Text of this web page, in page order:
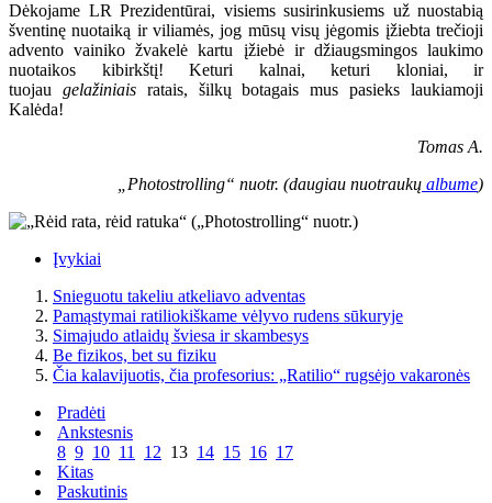
Dėkojame LR Prezidentūrai, visiems susirinkusiems už nuostabią
šventinę nuotaiką ir viliamės, jog mūsų visų jėgomis įžiebta trečioji
advento vainiko žvakelė kartu įžiebė ir džiaugsmingos laukimo
nuotaikos kibirkštį! Keturi kalnai, keturi kloniai, ir
tuojau gelažiniaisratais, šilkų botagais mus pasieks laukiamoji
Kalėda!
Tomas A.
„Photostrolling“ nuotr. (daugiau nuotraukų albume)
Įvykiai
Snieguotu takeliu atkeliavo adventas
Pamąstymai ratiliokiškame vėlyvo rudens sūkuryje
Simajudo atlaidų šviesa ir skambesys
Be fizikos, bet su fiziku
Čia kalavijuotis, čia profesorius: „Ratilio“ rugsėjo vakaronės
Pradėti
Ankstesnis
8 9 10 11 12 13 14 15 16 17
Kitas
Paskutinis